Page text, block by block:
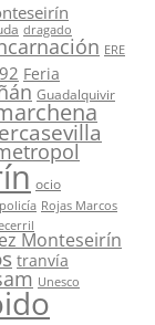
dragado
ERE
Feria
Guadalquivir
ocio
policía Rojas Marcos
Monteseirín
tranvía
Unesco